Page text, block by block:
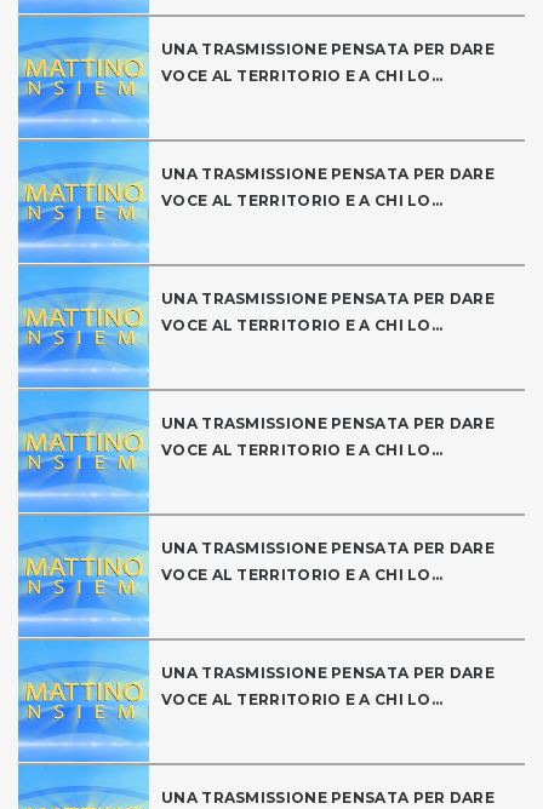
UNA TRASMISSIONE PENSATA PER DARE
VOCE AL TERRITORIO E A CHI LO...
UNA TRASMISSIONE PENSATA PER DARE
VOCE AL TERRITORIO E A CHI LO...
UNA TRASMISSIONE PENSATA PER DARE
VOCE AL TERRITORIO E A CHI LO...
UNA TRASMISSIONE PENSATA PER DARE
VOCE AL TERRITORIO E A CHI LO...
UNA TRASMISSIONE PENSATA PER DARE
VOCE AL TERRITORIO E A CHI LO...
UNA TRASMISSIONE PENSATA PER DARE
VOCE AL TERRITORIO E A CHI LO...
UNA TRASMISSIONE PENSATA PER DARE